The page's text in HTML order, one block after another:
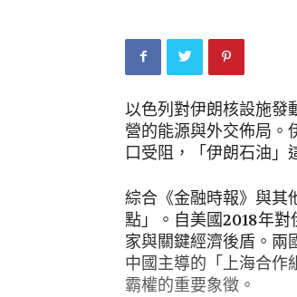
以色列對伊朗核設施發
營的能源與外交佈局。
口受阻，「伊朗石油」
綜合《金融時報》與其
點」。自美國2018年
家與關鍵經濟後盾。兩
中國主導的「上海合作
霸權的重要象徵。